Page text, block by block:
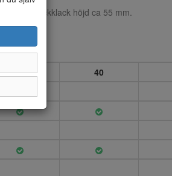
och blockklack höjd ca 55 mm.
39 40